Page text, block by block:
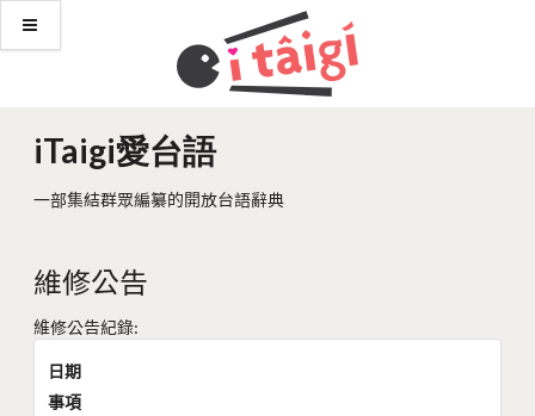
iTaigi愛台語
一部集結群眾編纂的開放台語辭典
維修公告
維修公告紀錄:
日期
事項